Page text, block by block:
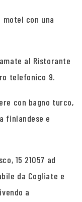
con una
al Ristorante
telefonico 9.
con bagno turco,
finlandese e
15 21057 ad
da Cogliate e
a